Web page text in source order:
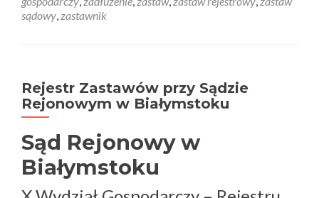
sądowy,zastawnik
Rejestr Zastawów przy Sądzie
Rejonowym w Białymstoku
Sąd Rejonowy w
Białymstoku